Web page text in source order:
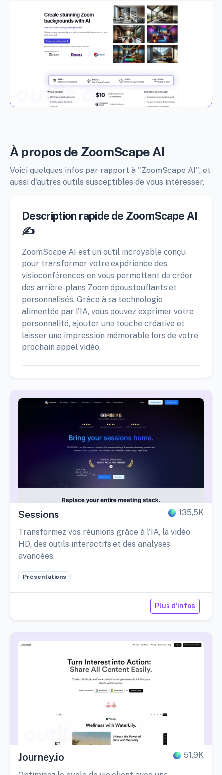
À propos de ZoomScape AI
Voici quelques infos par rapport à "ZoomScape AI", et
aussi d'autres outils susceptibles de vous intéresser.
Description rapide de ZoomScape AI
✍️
ZoomScape AI est un outil incroyable conçu
pour transformer votre expérience des
visioconférences en vous permettant de créer
des arrière-plans Zoom époustouflants et
personnalisés. Grâce à sa technologie
alimentée par l'IA, vous pouvez exprimer votre
personnalité, ajouter une touche créative et
laisser une impression mémorable lors de votre
prochain appel vidéo.
Sessions 135,5K
Transformez vos réunions grâce à l'IA, la vidéo
HD, des outils interactifs et des analyses
avancées.
Présentations
Plus d'infos
Journey.io 51,9K